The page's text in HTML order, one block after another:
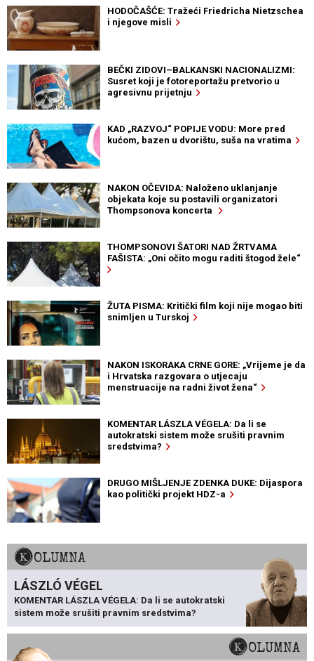
HODOČAŠĆE: Tražeći Friedricha Nietzschea
i njegove misli
BEČKI ZIDOVI–BALKANSKI NACIONALIZMI:
Susret koji je fotoreportažu pretvorio u
agresivnu prijetnju
KAD „RAZVOJ“ POPIJE VODU: More pred
kućom, bazen u dvorištu, suša na vratima
NAKON OČEVIDA: Naloženo uklanjanje
objekata koje su postavili organizatori
Thompsonova koncerta
THOMPSONOVI ŠATORI NAD ŽRTVAMA
FAŠISTA: „Oni očito mogu raditi štogod žele“
ŽUTA PISMA: Kritički film koji nije mogao biti
snimljen u Turskoj
NAKON ISKORAKA CRNE GORE: „Vrijeme je da
i Hrvatska razgovara o utjecaju
menstruacije na radni život žena“
KOMENTAR LÁSZLA VÉGELA: Da li se
autokratski sistem može srušiti pravnim
sredstvima?
DRUGO MIŠLJENJE ZDENKA DUKE: Dijaspora
kao politički projekt HDZ-a
KOLUMNA
LÁSZLÓ VÉGEL
KOMENTAR LÁSZLA VÉGELA: Da li se autokratski
sistem može srušiti pravnim sredstvima?
KOLUMNA